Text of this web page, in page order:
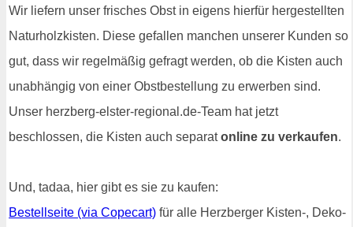
Wir liefern unser frisches Obst in eigens hierfür hergestellten
Naturholzkisten. Diese gefallen manchen unserer Kunden so
gut, dass wir regelmäßig gefragt werden, ob die Kisten auch
unabhängig von einer Obstbestellung zu erwerben sind.
Unser herzberg-elster-regional.de-Team hat jetzt
beschlossen, die Kisten auch separatonline zu verkaufen.
Und, tadaa, hier gibt es sie zu kaufen:
Bestellseite (via Copecart) für alle Herzberger Kisten-, Deko-